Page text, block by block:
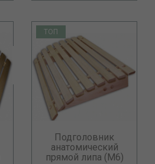
ТОП
Подголовник
анатомический
прямой липа (М6)